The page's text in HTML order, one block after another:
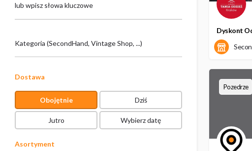
lub wpisz słowa kluczowe
Kategoria (SecondHand, Vintage Shop, ...)
Dostawa
Obojętnie Dziś
Jutro Wybierz datę
Asortyment
Dyskont
09:00 -
Pozedrze